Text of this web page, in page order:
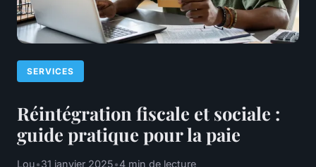
SERVICES
Réintégration fiscale et sociale :
guide pratique pour la paie
Lou•31 janvier 2025•4 min de lecture